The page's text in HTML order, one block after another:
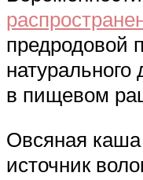
предродовой
натурального
в пищевом
Овсяная
источник